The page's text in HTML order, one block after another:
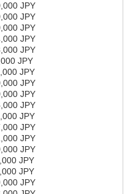
JPY
JPY
JPY
JPY
JPY
JPY
JPY
JPY
JPY
JPY
JPY
JPY
JPY
JPY
JPY
JPY
JPY